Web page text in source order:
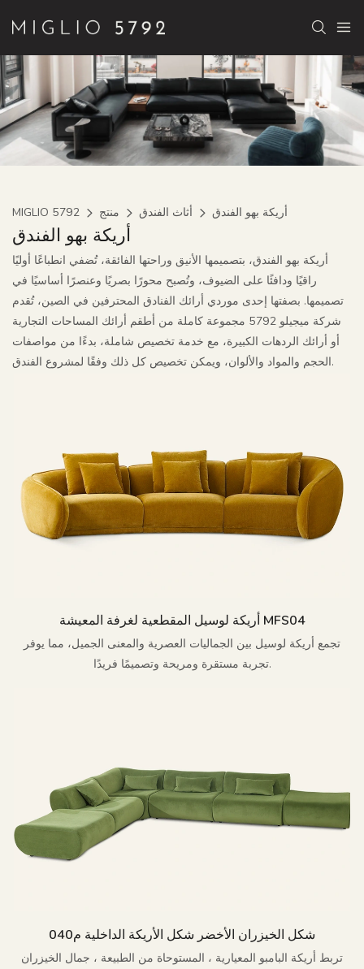
MIGLIO 5792 منتج أثاث الفندق أريكة بهو الفندق
أريكة بهو الفندق
أريكة بهو الفندق، بتصميمها الأنيق وراحتها الفائقة، تُضفي انطباعًا أوليًا
راقيًا ودافئًا على الضيوف، وتُصبح محورًا بصريًا وعنصرًا أساسيًا في
تصميمها. بصفتها إحدى موردي أرائك الفنادق المحترفين في الصين، تُقدم
شركة ميجيلو 5792 مجموعة كاملة من أطقم أرائك المساحات التجارية
أو أرائك الردهات الكبيرة، مع خدمة تخصيص شاملة، بدءًا من مواصفات
الحجم والمواد والألوان، ويمكن تخصيص كل ذلك وفقًا لمشروع الفندق.
أريكة لوسيل المقطعية لغرفة المعيشة MFS04
تجمع أريكة لوسيل بين الجماليات العصرية والمعنى الجميل، مما يوفر
تجربة مستقرة ومريحة وتصميمًا فريدًا.
شكل الخيزران الأخضر شكل الأريكة الداخلية م040
تربط أريكة البامبو المعيارية ، المستوحاة من الطبيعة ، جمال الخيزران